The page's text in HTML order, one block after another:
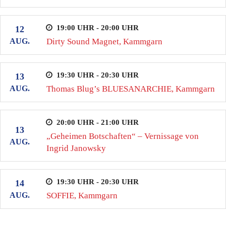
12
AUG.
19:00 UHR - 20:00 UHR
Dirty Sound Magnet, Kammgarn
13
AUG.
19:30 UHR - 20:30 UHR
Thomas Blug’s BLUESANARCHIE, Kammgarn
13
AUG.
20:00 UHR - 21:00 UHR
„Geheimen Botschaften“ – Vernissage von
Ingrid Janowsky
14
AUG.
19:30 UHR - 20:30 UHR
SOFFIE, Kammgarn